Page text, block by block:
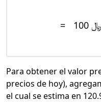
=
Para obtener el valor
precios de hoy),
el cual se estima en